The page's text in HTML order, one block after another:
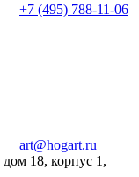
+7 (495) 788-11-06
art@hogart.ru
18, корпус 1,